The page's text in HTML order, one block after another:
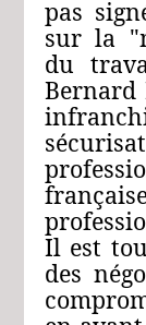
pas
sur la
du
Bernard
Il est
des